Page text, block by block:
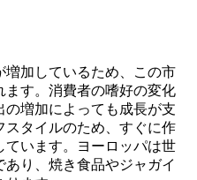
増加しているため、この市
す。消費者の嗜好の変化
増加によっても成長が支
スタイルのため、すぐに作
います。ヨーロッパは世
り、焼き食品やジャガイ